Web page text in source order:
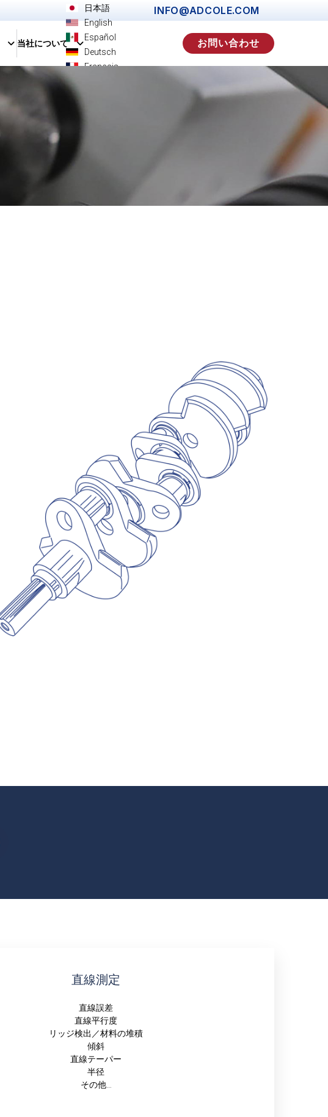
日本語
English
Español
Deutsch
Français
INFO@ADCOLE.COM
当社について お問い合わせ
直線測定
直線誤差
直線平行度
リッジ検出／材料の堆積
傾斜
直線テーパー
半径
その他…